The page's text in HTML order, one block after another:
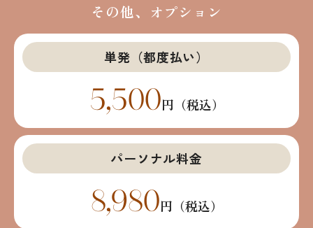
その他、オプション
単発（都度払い）
5,500円（税込）
パーソナル料金
8,980円（税込）